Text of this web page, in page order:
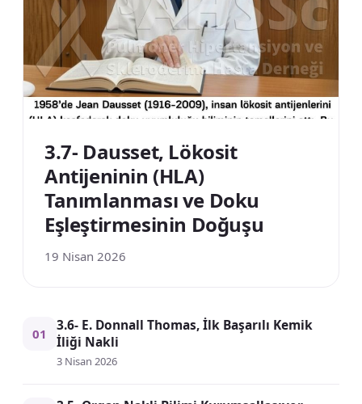
3.7- Dausset, Lökosit
Antijeninin (HLA)
Tanımlanması ve Doku
Eşleştirmesinin Doğuşu
19 Nisan 2026
01
3.6- E. Donnall Thomas, İlk Başarılı Kemik
İliği Nakli
3 Nisan 2026